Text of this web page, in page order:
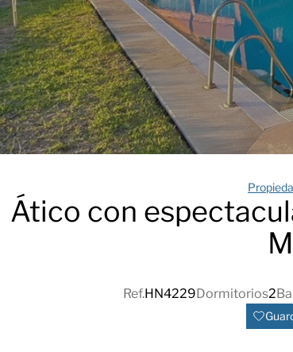
Ático con
Ref.HN4229Dormitorios2